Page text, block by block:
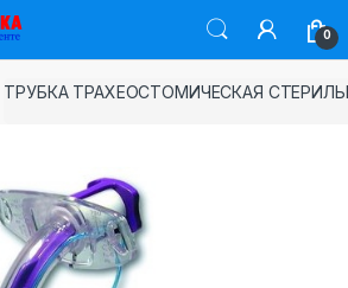
0
ТРУБКА ТРАХЕОСТОМИЧЕСКАЯ